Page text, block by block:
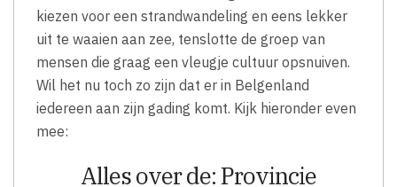
kiezen voor een strandwandeling en eens lekker
uit te waaien aan zee, tenslotte de groep van
mensen die graag een vleugje cultuur opsnuiven.
Wil het nu toch zo zijn dat er in Belgenland
iedereen aan zijn gading komt. Kijk hieronder even
mee:
Alles over de: Provincie